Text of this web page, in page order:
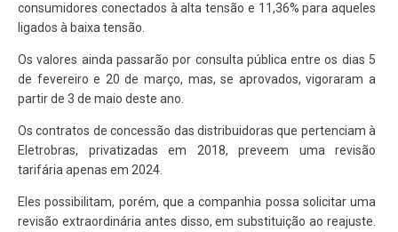
consumidores conectados à alta tensão e 11,36% para aqueles
ligados à baixa tensão.
Os valores ainda passarão por consulta pública entre os dias 5
de fevereiro e 20 de março, mas, se aprovados, vigoraram a
partir de 3 de maio deste ano.
Os contratos de concessão das distribuidoras que pertenciam à
Eletrobras, privatizadas em 2018, preveem uma revisão
tarifária apenas em 2024.
Eles possibilitam, porém, que a companhia possa solicitar uma
revisão extraordinária antes disso, em substituição ao reajuste.